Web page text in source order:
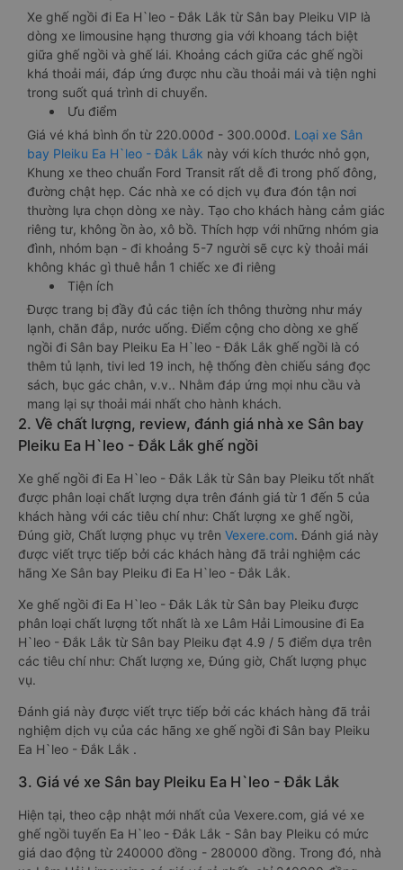
Xe ghế ngồi đi Ea H`leo - Đắk Lắk từ Sân bay Pleiku VIP là
dòng xe limousine hạng thương gia với khoang tách biệt
giữa ghế ngồi và ghế lái. Khoảng cách giữa các ghế ngồi
khá thoải mái, đáp ứng được nhu cầu thoải mái và tiện nghi
trong suốt quá trình di chuyển.
Ưu điểm
Giá vé khá bình ổn từ 220.000đ - 300.000đ. Loại xe Sân
bay Pleiku Ea H`leo - Đắk Lắk này với kích thước nhỏ gọn,
Khung xe theo chuẩn Ford Transit rất dễ đi trong phố đông,
đường chật hẹp. Các nhà xe có dịch vụ đưa đón tận nơi
thường lựa chọn dòng xe này. Tạo cho khách hàng cảm giác
riêng tư, không ồn ào, xô bồ. Thích hợp với những nhóm gia
đình, nhóm bạn - đi khoảng 5-7 người sẽ cực kỳ thoải mái
không khác gì thuê hẳn 1 chiếc xe đi riêng
Tiện ích
Được trang bị đầy đủ các tiện ích thông thường như máy
lạnh, chăn đắp, nước uống. Điểm cộng cho dòng xe ghế
ngồi đi Sân bay Pleiku Ea H`leo - Đắk Lắk ghế ngồi là có
thêm tủ lạnh, tivi led 19 inch, hệ thống đèn chiếu sáng đọc
sách, bục gác chân, v.v.. Nhằm đáp ứng mọi nhu cầu và
mang lại sự thoải mái nhất cho hành khách.
2. Về chất lượng, review, đánh giá nhà xe Sân bay
Pleiku Ea H`leo - Đắk Lắk ghế ngồi
Xe ghế ngồi đi Ea H`leo - Đắk Lắk từ Sân bay Pleiku tốt nhất
được phân loại chất lượng dựa trên đánh giá từ 1 đến 5 của
khách hàng với các tiêu chí như: Chất lượng xe ghế ngồi,
Đúng giờ, Chất lượng phục vụ trên Vexere.com. Đánh giá này
được viết trực tiếp bởi các khách hàng đã trải nghiệm các
hãng Xe Sân bay Pleiku đi Ea H`leo - Đắk Lắk.
Xe ghế ngồi đi Ea H`leo - Đắk Lắk từ Sân bay Pleiku được
phân loại chất lượng tốt nhất là xe Lâm Hải Limousine đi Ea
H`leo - Đắk Lắk từ Sân bay Pleiku đạt 4.9 / 5 điểm dựa trên
các tiêu chí như: Chất lượng xe, Đúng giờ, Chất lượng phục
vụ.
Đánh giá này được viết trực tiếp bởi các khách hàng đã trải
nghiệm dịch vụ của các hãng xe ghế ngồi đi Sân bay Pleiku
Ea H`leo - Đắk Lắk .
3. Giá vé xe Sân bay Pleiku Ea H`leo - Đắk Lắk
Hiện tại, theo cập nhật mới nhất của Vexere.com, giá vé xe
ghế ngồi tuyến Ea H`leo - Đắk Lắk - Sân bay Pleiku có mức
giá dao động từ 240000 đồng - 280000 đồng. Trong đó, nhà